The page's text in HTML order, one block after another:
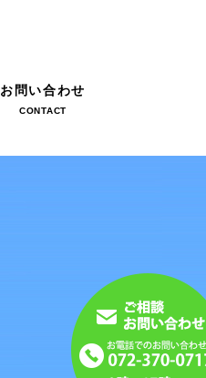
お問い合わせ
CONTACT